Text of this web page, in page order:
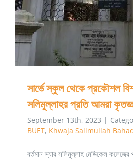
সার্ভে স্কুল থেকে প্রকৌশল
সলিমুল্লাহর প্রতি আমরা কৃতজ্ঞ
September 13th, 2023 |
BUET, Khwaja Salimullah
বর্তমান স্যার সলিমুল্লাহ মেডিকেল কলেজের